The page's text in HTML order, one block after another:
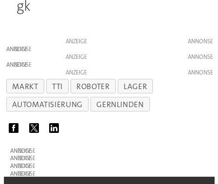
gk
ANZEIGE
ANZEIGE
ANZEIGE
ANZEIGE
ANZEIGE
MARKT TTI ROBOTER
LAGER
AUTOMATISIERUNG
GERNLINDEN
ANZEIGE
ANZEIGE
ANZEIGE
ANZEIGE